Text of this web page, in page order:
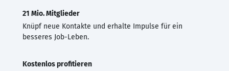
21 Mio. Mitglieder
Knüpf neue Kontakte und erhalte Impulse für ein
besseres Job-Leben.
Kostenlos profitieren